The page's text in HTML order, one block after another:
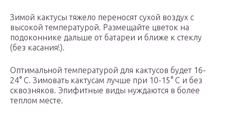
Зимой кактусы тяжело переносят сухой воздух с
высокой температурой. Размещайте цветок на
подоконнике дальше от батареи и ближе к стеклу
(без касания!).
Оптимальной температурой для кактусов будет 16-
24° С. Зимовать кактусам лучше при 10-15° С и без
сквозняков. Эпифитные виды нуждаются в более
теплом месте.